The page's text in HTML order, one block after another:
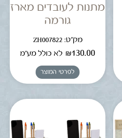
מתנות לעובדים מארז
גורמה
מק"ט: ZH007822
₪130.00 לא כולל מע"מ
לפרטי המוצר